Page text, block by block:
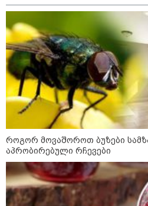
შტურმი
ემართება
როდესაც
ლანძღვა-
მეცნიერება
როგორ მოვაშოროთ ბუზები
აპრობირებული რჩევები